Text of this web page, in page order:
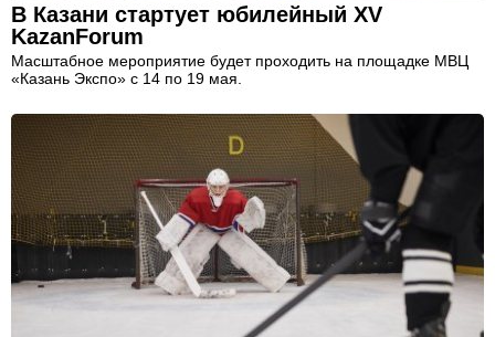
В Казани стартует юбилейный XV
KazanForum
Масштабное мероприятие будет проходить на площадке МВЦ
«Казань Экспо» с 14 по 19 мая.